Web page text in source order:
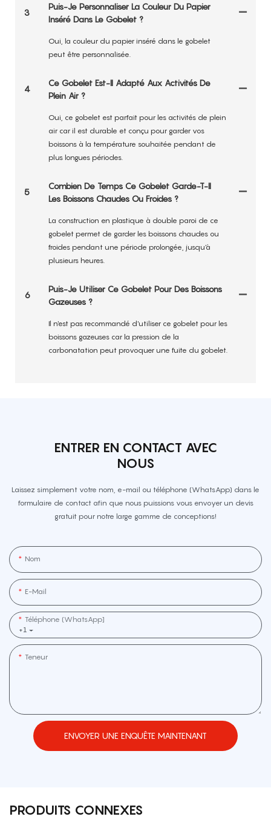
3
Puis-Je Personnaliser La Couleur Du Papier
Inséré Dans Le Gobelet ?
Oui, la couleur du papier inséré dans le gobelet
peut être personnalisée.
4
Ce Gobelet Est-Il Adapté Aux Activités De
Plein Air ?
Oui, ce gobelet est parfait pour les activités de plein
air car il est durable et conçu pour garder vos
boissons à la température souhaitée pendant de
plus longues périodes.
5
Combien De Temps Ce Gobelet Garde-T-Il
Les Boissons Chaudes Ou Froides ?
La construction en plastique à double paroi de ce
gobelet permet de garder les boissons chaudes ou
froides pendant une période prolongée, jusqu'à
plusieurs heures.
6
Puis-Je Utiliser Ce Gobelet Pour Des Boissons
Gazeuses ?
Il n'est pas recommandé d'utiliser ce gobelet pour les
boissons gazeuses car la pression de la
carbonatation peut provoquer une fuite du gobelet.
ENTRER EN CONTACT AVEC
NOUS
Laissez simplement votre nom, e-mail ou téléphone (WhatsApp) dans le
formulaire de contact afin que nous puissions vous envoyer un devis
gratuit pour notre large gamme de conceptions!
Nom
E-Mail
+1
Téléphone (WhatsApp]
Teneur
ENVOYER UNE ENQUÊTE MAINTENANT
PRODUITS CONNEXES